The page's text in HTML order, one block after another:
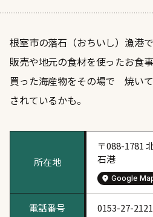
根室市の落石（おちいし）漁港
販売や地元の食材を使ったお食
買った海産物をその場で 焼い
されているかも。
所在地
〒088-1781
石港
Google
電話番号 0153-27-